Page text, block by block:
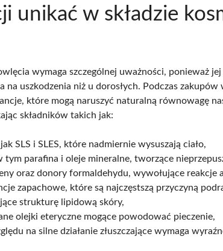
unikać w składzie
wymaga szczególnej uważności, ponieważ
na uszkodzenia niż u dorosłych. Podczas
które mogą naruszyć naturalną równowagę
składników takich jak:
SLS i SLES, które nadmiernie wysuszają ciało,
parafina i oleje mineralne, tworzące
oraz donory formaldehydu, wywołujące reakcje
zapachowe, które są najczęstszą przyczyną
strukturę lipidową skóry,
olejki eteryczne mogące powodować pieczenie,
na silne działanie złuszczające wymaga